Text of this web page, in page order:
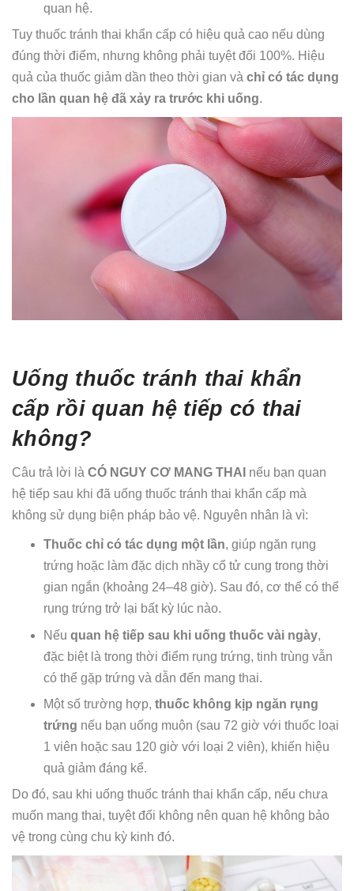
quan hệ.
Tuy thuốc tránh thai khẩn cấp có hiệu quả cao nếu dùng
đúng thời điểm, nhưng không phải tuyệt đối 100%. Hiệu
quả của thuốc giảm dần theo thời gian và chỉ có tác dụng
cho lần quan hệ đã xảy ra trước khi uống.
Uống thuốc tránh thai khẩn
cấp rồi quan hệ tiếp có thai
không?
Câu trả lời là CÓ NGUY CƠ MANG THAI nếu bạn quan
hệ tiếp sau khi đã uống thuốc tránh thai khẩn cấp mà
không sử dụng biện pháp bảo vệ. Nguyên nhân là vì:
Thuốc chỉ có tác dụng một lần, giúp ngăn rụng
trứng hoặc làm đặc dịch nhầy cổ tử cung trong thời
gian ngắn (khoảng 24–48 giờ). Sau đó, cơ thể có thể
rụng trứng trở lại bất kỳ lúc nào.
Nếu quan hệ tiếp sau khi uống thuốc vài ngày,
đặc biệt là trong thời điểm rụng trứng, tinh trùng vẫn
có thể gặp trứng và dẫn đến mang thai.
Một số trường hợp, thuốc không kịp ngăn rụng
trứng nếu bạn uống muộn (sau 72 giờ với thuốc loại
1 viên hoặc sau 120 giờ với loại 2 viên), khiến hiệu
quả giảm đáng kể.
Do đó, sau khi uống thuốc tránh thai khẩn cấp, nếu chưa
muốn mang thai, tuyệt đối không nên quan hệ không bảo
vệ trong cùng chu kỳ kinh đó.